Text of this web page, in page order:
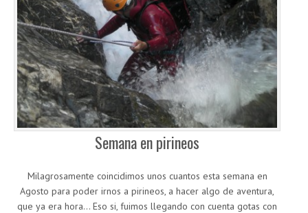
Semana en pirineos
Milagrosamente coincidimos unos cuantos esta semana en
Agosto para poder irnos a pirineos, a hacer algo de aventura,
que ya era hora… Eso si, fuimos llegando con cuenta gotas con